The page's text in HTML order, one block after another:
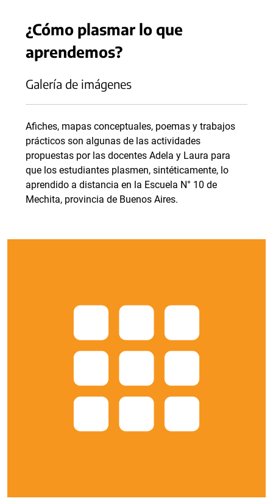
¿Cómo plasmar lo que
aprendemos?
Galería de imágenes
Afiches, mapas conceptuales, poemas y trabajos
prácticos son algunas de las actividades
propuestas por las docentes Adela y Laura para
que los estudiantes plasmen, sintéticamente, lo
aprendido a distancia en la Escuela N° 10 de
Mechita, provincia de Buenos Aires.